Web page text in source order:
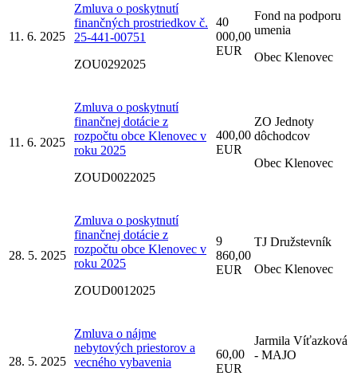
11. 6. 2025
Zmluva o poskytnutí
finančných prostriedkov č.
25-441-00751
ZOU0292025
40
000,00
EUR
Fond na podporu
umenia
Obec Klenovec
11. 6. 2025
Zmluva o poskytnutí
finančnej dotácie z
rozpočtu obce Klenovec v
roku 2025
ZOUD0022025
400,00
EUR
ZO Jednoty
dôchodcov
Obec Klenovec
28. 5. 2025
Zmluva o poskytnutí
finančnej dotácie z
rozpočtu obce Klenovec v
roku 2025
ZOUD0012025
9
860,00
EUR
TJ Družstevník
Obec Klenovec
28. 5. 2025
Zmluva o nájme
nebytových priestorov a
vecného vybavenia
60,00
EUR
Jarmila Víťazková
- MAJO